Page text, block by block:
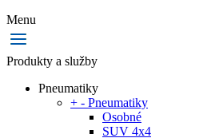
Menu
Produkty a služby
Pneumatiky
+ - Pneumatiky
Osobné
SUV 4x4